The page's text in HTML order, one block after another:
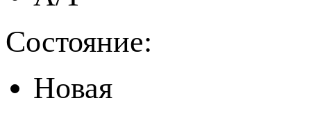
Состояние:
Новая